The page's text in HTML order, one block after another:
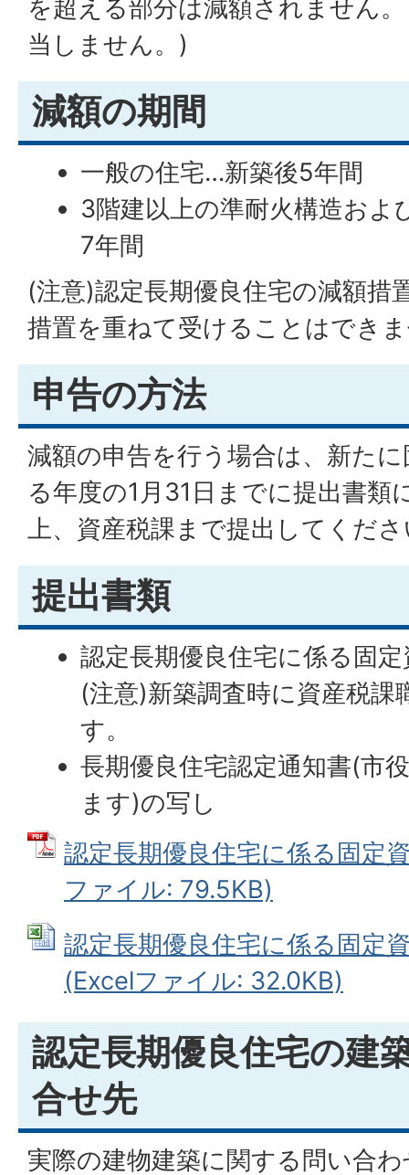
を超える部分は減額されません
当しません。)
減額の期間
一般の住宅…新築後5年間
3階建以上の準耐火構造およ
7年間
(注意)認定長期優良住宅の減額措
措置を重ねて受けることはでき
申告の方法
減額の申告を行う場合は、新た
る年度の1月31日までに提出書類
上、資産税課まで提出してくだ
提出書類
認定長期優良住宅に係る固
(注意)新築調査時に資産税
す。
長期優良住宅認定通知書(市
ます)の写し
認定長期優良住宅に係る固定
ファイル: 79.5KB)
認定長期優良住宅に係る固定
(Excelファイル: 32.0KB)
認定長期優良住宅の建
合せ先
実際の建物建築に関する問い合